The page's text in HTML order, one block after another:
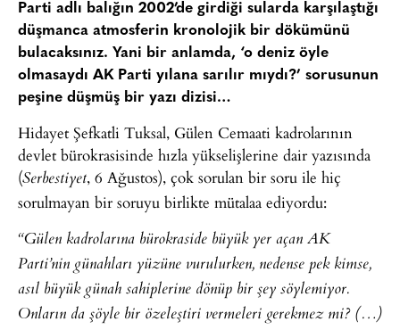
Parti adlı balığın 2002’de girdiği sularda karşılaştığı
düşmanca atmosferin kronolojik bir dökümünü
bulacaksınız. Yani bir anlamda, ‘o deniz öyle
olmasaydı AK Parti yılana sarılır mıydı?’ sorusunun
peşine düşmüş bir yazı dizisi…
Hidayet Şefkatli Tuksal, Gülen Cemaati kadrolarının
devlet bürokrasisinde hızla yükselişlerine dair yazısında
(Serbestiyet, 6 Ağustos), çok sorulan bir soru ile hiç
sorulmayan bir soruyu birlikte mütalaa ediyordu:
“Gülen kadrolarına bürokraside büyük yer açan AK
Parti’nin günahları yüzüne vurulurken, nedense pek kimse,
asıl büyük günah sahiplerine dönüp bir şey söylemiyor.
Onların da şöyle bir özeleştiri vermeleri gerekmez mi? (…)